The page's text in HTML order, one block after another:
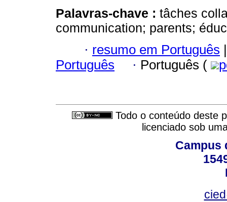
Palavras-chave : tâches
communication; parents;
· resumo em Português |
Português
· Português (
Todo o conteúdo deste
licenciado sob
Campus